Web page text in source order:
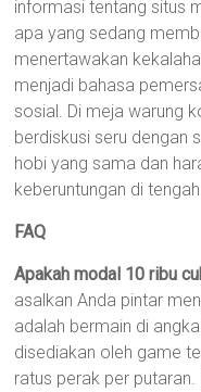
informasi tentang situs
apa yang sedang
menertawakan
menjadi bahasa
sosial. Di meja warung
berdiskusi seru dengan
hobi yang sama dan
keberuntungan di
FAQ
Apakah modal 10 ribu
asalkan Anda pintar
adalah bermain di
disediakan oleh game
ratus perak per